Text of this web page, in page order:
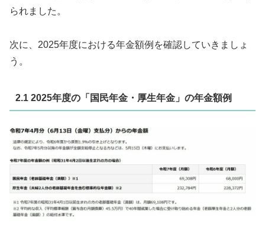
られました。
次に、2025年度における年金額例を確認していきましょ
う。
2.1 2025年度の「国民年金・厚生年金」の年金額例